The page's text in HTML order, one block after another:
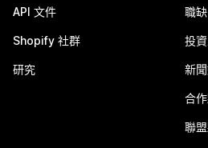
API 文件
Shopify 社群
研究
職缺
投
新
合
聯